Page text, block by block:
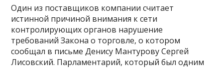
Один из поставщиков компании считает
истинной причиной внимания к сети
контролирующих органов нарушение
требований Закона о торговле, о котором
сообщал в письме Денису Мантурову Сергей
Лисовский. Парламентарий, который был одним